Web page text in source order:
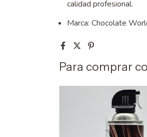
calidad profesional.
Marca: Chocolate
Para comprar